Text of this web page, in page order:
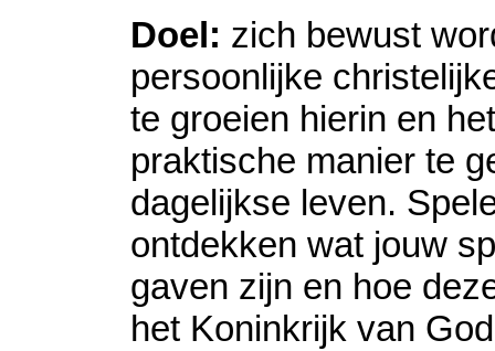
Doel: zich bewust
persoonlijke
te groeien hierin en
praktische manier te
dagelijkse leven.
ontdekken wat jouw
gaven zijn en hoe
het Koninkrijk van